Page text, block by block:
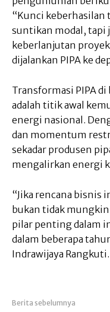
“Kunci keberhasilan
suntikan modal, tapi
keberlanjutan
dijalankan PIPA ke
Transformasi PIPA di
adalah titik awal
energi nasional.
dan momentum
sekadar produsen
mengalirkan energi
“Jika rencana bisnis
bukan tidak mungkin
pilar penting dalam
dalam beberapa
Indrawijaya Rangkuti.
Berita sebelumnya